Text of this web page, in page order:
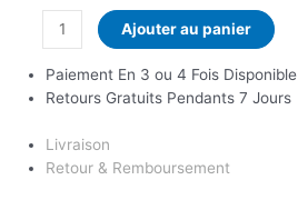
Ajouter au panier
Paiement En 3 ou 4 Fois Disponible
Retours Gratuits Pendants 7 Jours
Livraison
Retour & Remboursement